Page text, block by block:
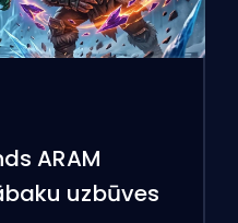
ARAM
uzbūves